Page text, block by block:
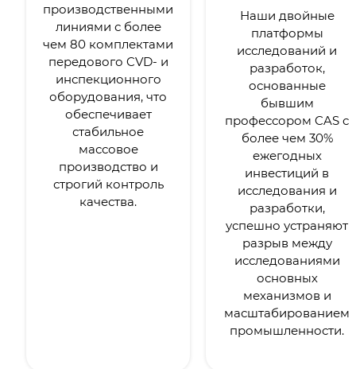
производственными
линиями с более
чем 80 комплектами
передового CVD- и
инспекционного
оборудования, что
обеспечивает
стабильное
массовое
производство и
строгий контроль
качества.
Наши двойные
платформы
исследований и
разработок,
основанные
бывшим
профессором CAS с
более чем 30%
ежегодных
инвестиций в
исследования и
разработки,
успешно устраняют
разрыв между
исследованиями
основных
механизмов и
масштабированием
промышленности.